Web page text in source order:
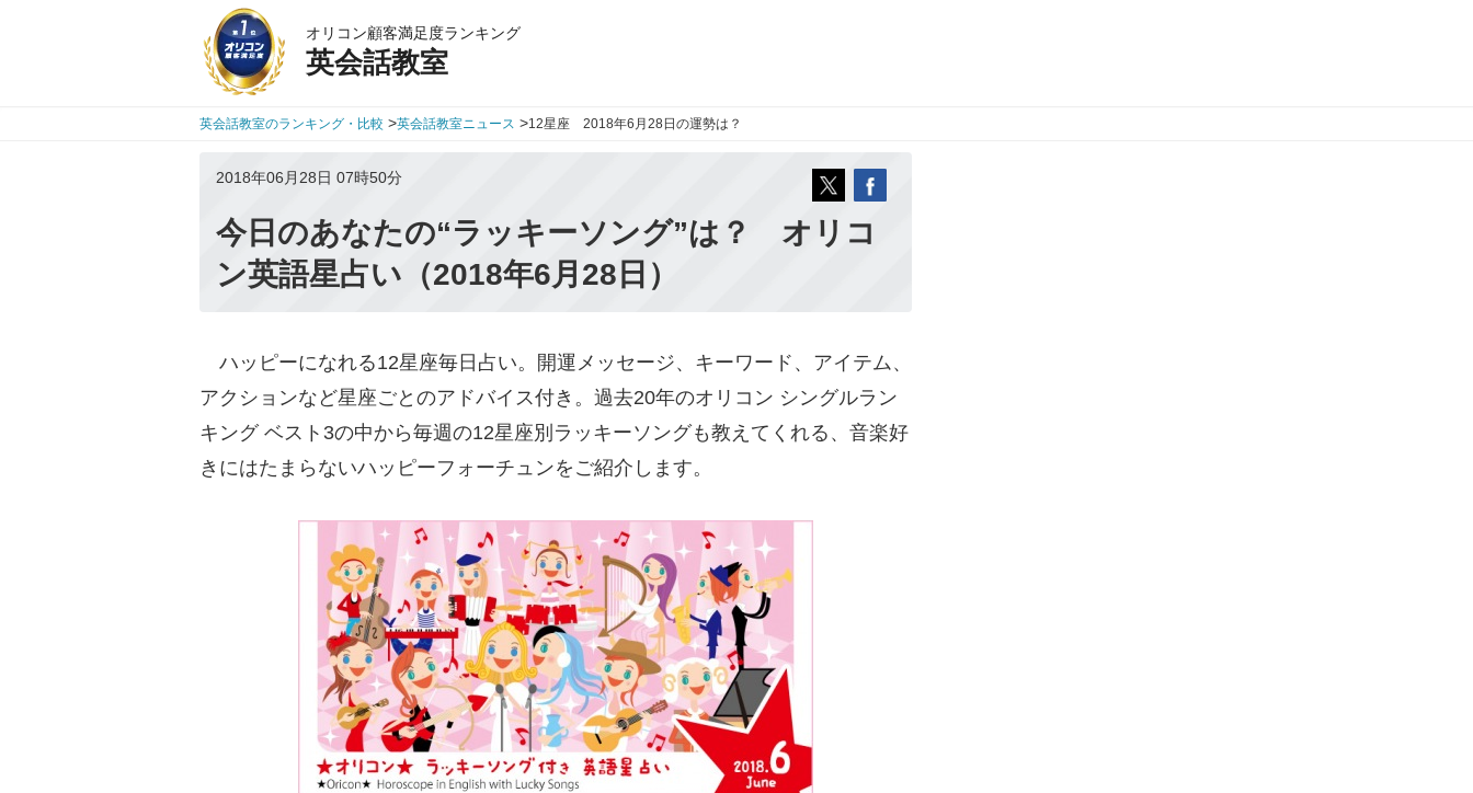
オリコン顧客満足度ランキング
英会話教室
英会話教室のランキング・比較 >英会話教室ニュース >12星座 2018年6月28日の運勢は？
2018年06月28日 07時50分
今日のあなたの“ラッキーソング”は？ オリコ
ン英語星占い（2018年6月28日）
ハッピーになれる12星座毎日占い。開運メッセージ、キーワード、アイテム、
アクションなど星座ごとのアドバイス付き。過去20年のオリコン シングルラン
キング ベスト3の中から毎週の12星座別ラッキーソングも教えてくれる、音楽好
きにはたまらないハッピーフォーチュンをご紹介します。